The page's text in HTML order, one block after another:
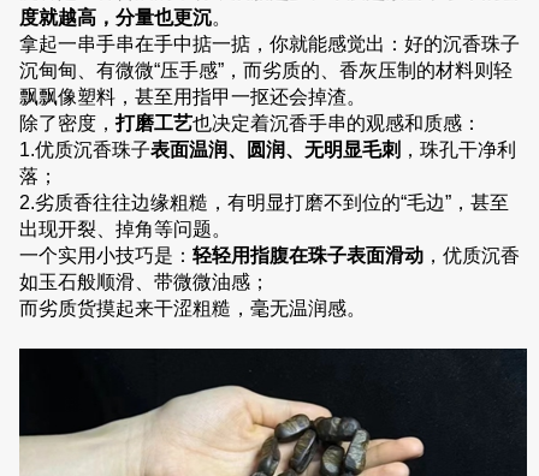
度就越高，分量也更沉。
拿起一串手串在手中掂一掂，你就能感觉出：好的沉香珠子
沉甸甸、有微微“压手感”，而劣质的、香灰压制的材料则轻
飘飘像塑料，甚至用指甲一抠还会掉渣。
除了密度，打磨工艺也决定着沉香手串的观感和质感：
1.优质沉香珠子表面温润、圆润、无明显毛刺 ，珠孔干净利
落；
2.劣质香往往边缘粗糙，有明显打磨不到位的“毛边”，甚至
出现开裂、掉角等问题。
一个实用小技巧是： 轻轻用指腹在珠子表面滑动 ，优质沉香
如玉石般顺滑、带微微油感；
而劣质货摸起来干涩粗糙，毫无温润感。